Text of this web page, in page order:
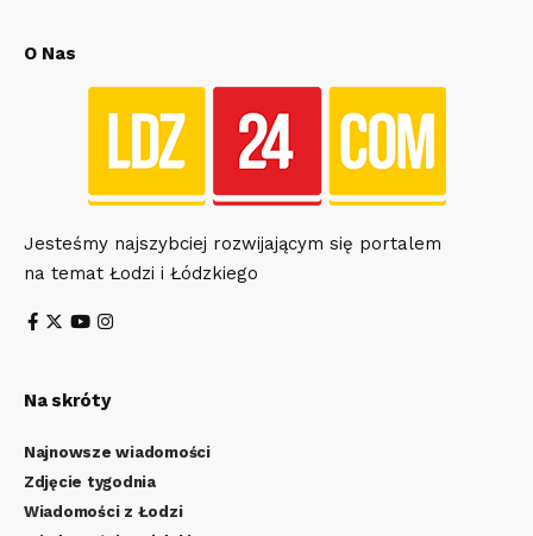
O Nas
Jesteśmy najszybciej rozwijającym się portalem
na temat Łodzi i Łódzkiego
Na skróty
Najnowsze wiadomości
Zdjęcie tygodnia
Wiadomości z Łodzi